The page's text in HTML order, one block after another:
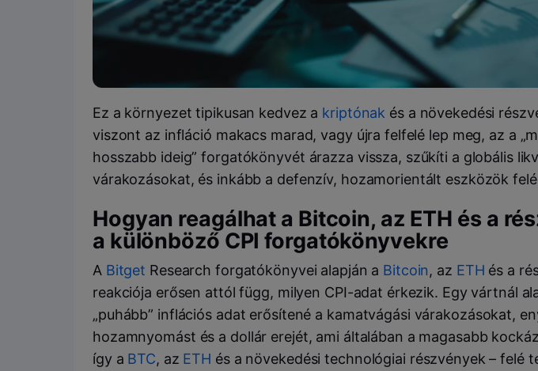
Ez a környezet tipikusan kedvez a kriptónak és a növekedési
viszont az infláció makacs marad, vagy újra felfelé lep meg, az a
hosszabb ideig” forgatókönyvét árazza vissza, szűkíti a globális
várakozásokat, és inkább a defenzív, hozamorientált eszközök
Hogyan reagálhat a Bitcoin, az ETH és a
a különböző CPI forgatókönyvekre
A Bitget Research forgatókönyvei alapján a Bitcoin, az ETH és a
reakciója erősen attól függ, milyen CPI-adat érkezik. Egy vártnál
„puhább” inflációs adat erősítené a kamatvágási várakozásokat,
hozamnyomást és a dollár erejét, ami általában a magasabb
így a BTC, az ETH és a növekedési technológiai részvények – felé